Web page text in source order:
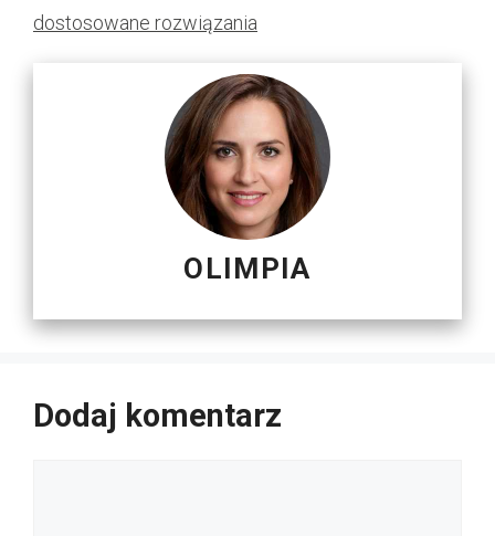
dostosowane rozwiązania
OLIMPIA
Dodaj komentarz